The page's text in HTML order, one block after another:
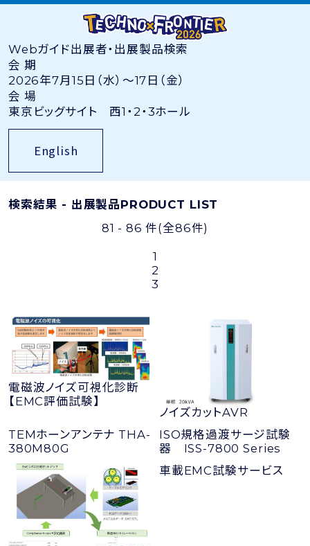
Webガイド出展者・出展製品検索
会 期
2026年7月15日（水）〜17日（金）
会 場
東京ビッグサイト 西1・2・3ホール
English
検索結果 - 出展製品PRODUCT LIST
81 - 86 件(全86件)
1
2
3
電磁波ノイズ可視化診断
【EMC評価試験】
ノイズカットAVR
TEMホーンアンテナ THA-
380M80G
ISO規格過渡サージ試験
器 ISS-7800 Series
車載EMC試験サービス